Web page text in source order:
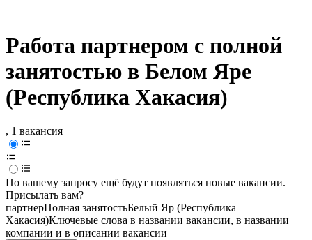
Работа партнером с полной
занятостью в Белом Яре
(Республика Хакасия)
, 1 вакансия
По вашему запросу ещё будут появляться новые вакансии.
Присылать вам?
партнерПолная занятостьБелый Яр (Республика
Хакасия)Ключевые слова в названии вакансии, в названии
компании и в описании вакансии